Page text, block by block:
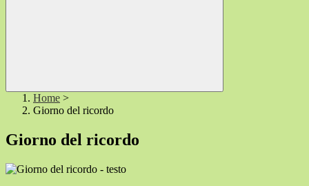
Home >
Giorno del ricordo
Giorno del ricordo